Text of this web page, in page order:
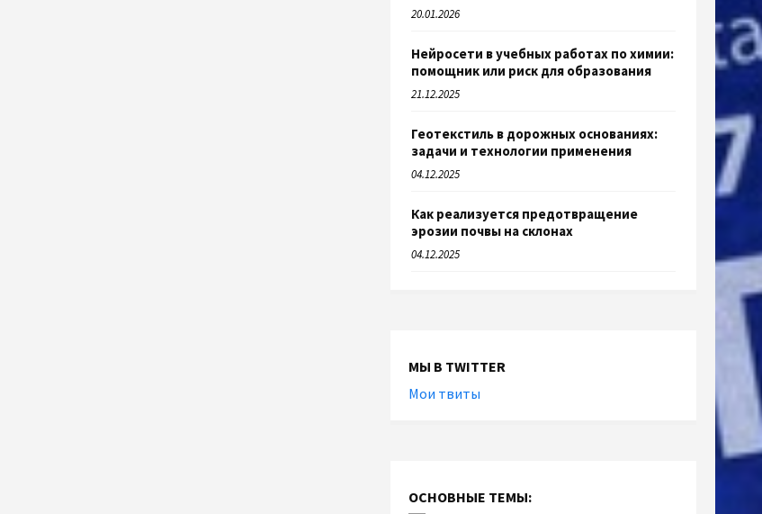
20.01.2026
Нейросети в учебных работах по химии:
помощник или риск для образования
21.12.2025
Геотекстиль в дорожных основаниях:
задачи и технологии применения
04.12.2025
Как реализуется предотвращение
эрозии почвы на склонах
04.12.2025
МЫ В TWITTER
Мои твиты
ОСНОВНЫЕ ТЕМЫ: